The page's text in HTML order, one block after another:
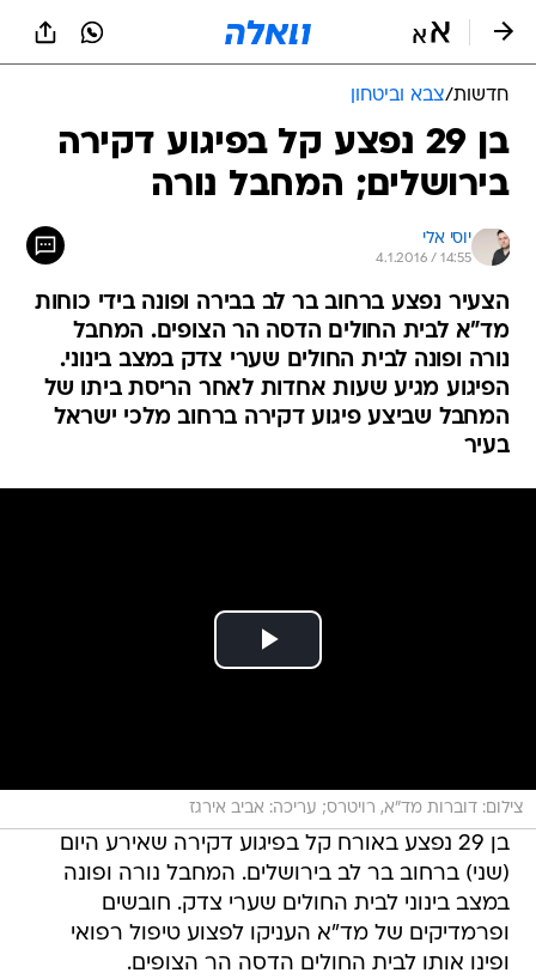
חדשות/צבא וביטחון
בן 29 נפצע קל בפיגוע דקירה
בירושלים; המחבל נורה
יוסי אלי
4.1.2016 / 14:55
הצעיר נפצע ברחוב בר לב בבירה ופונה בידי כוחות
מד"א לבית החולים הדסה הר הצופים. המחבל
נורה ופונה לבית החולים שערי צדק במצב בינוני.
הפיגוע מגיע שעות אחדות לאחר הריסת ביתו של
המחבל שביצע פיגוע דקירה ברחוב מלכי ישראל
בעיר
צילום: דוברות מד"א, רויטרס; עריכה: אביב אירגז
בן 29 נפצע באורח קל בפיגוע דקירה שאירע היום
(שני) ברחוב בר לב בירושלים. המחבל נורה ופונה
במצב בינוני לבית החולים שערי צדק. חובשים
ופרמדיקים של מד"א העניקו לפצוע טיפול רפואי
ופינו אותו לבית החולים הדסה הר הצופים.